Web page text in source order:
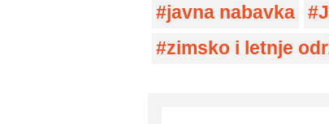
javna nabavka
zimsko i letnje